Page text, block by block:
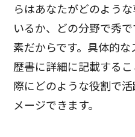
らはあなたがどのよう
いるか、どの分野で秀
素だからです。具体的
歴書に詳細に記載する
際にどのような役割で
メージできます。